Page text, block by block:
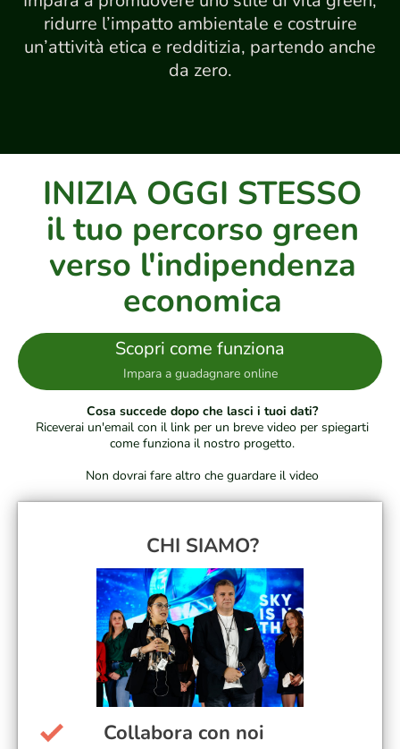
ridurre l’impatto ambientale e costruire
un’attività etica e redditizia, partendo anche
da zero.
INIZIA OGGI STESSO
il tuo percorso green
verso l'indipendenza
economica
Scopri come funziona
Impara a guadagnare online
Cosa succede dopo che lasci i tuoi dati?
Riceverai un'email con il link per un breve video per spiegarti
come funziona il nostro progetto.
Non dovrai fare altro che guardare il video
CHI SIAMO?
Collabora con noi